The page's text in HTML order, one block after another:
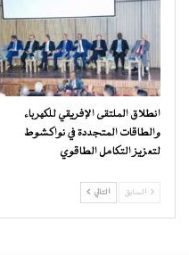
انطلاق الملتقى الإفريقي للكهرباء
والطاقات المتجددة في نواكشوط
لتعزيز التكامل الطاقوي
السابق التالي